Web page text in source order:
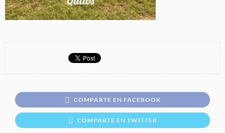
COMPARTE EN FACEBOOK
COMPARTE EN TWITTER